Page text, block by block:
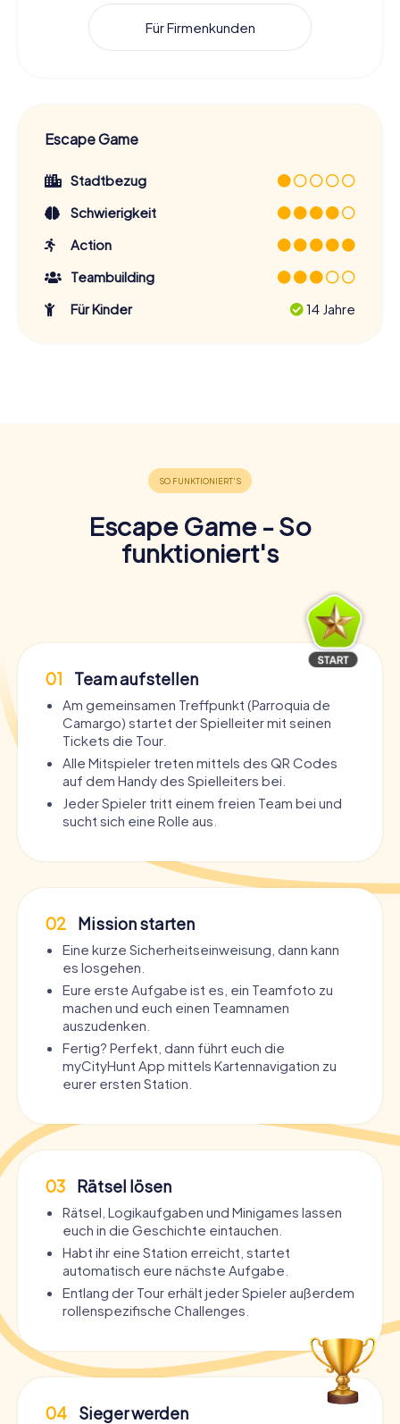
Für Firmenkunden
Escape Game
Stadtbezug
Schwierigkeit
Action
Teambuilding
Für Kinder
14 Jahre
Escape Game - So
funktioniert's
01 Team aufstellen
Am gemeinsamen Treffpunkt (Parroquia de
Camargo) startet der Spielleiter mit seinen
Tickets die Tour.
Alle Mitspieler treten mittels des QR Codes
auf dem Handy des Spielleiters bei.
Jeder Spieler tritt einem freien Team bei und
sucht sich eine Rolle aus.
02 Mission starten
Eine kurze Sicherheitseinweisung, dann kann
es losgehen.
Eure erste Aufgabe ist es, ein Teamfoto zu
machen und euch einen Teamnamen
auszudenken.
Fertig? Perfekt, dann führt euch die
myCityHunt App mittels Kartennavigation zu
eurer ersten Station.
03 Rätsel lösen
Rätsel, Logikaufgaben und Minigames lassen
euch in die Geschichte eintauchen.
Habt ihr eine Station erreicht, startet
automatisch eure nächste Aufgabe.
Entlang der Tour erhält jeder Spieler außerdem
rollenspezifische Challenges.
04 Sieger werden